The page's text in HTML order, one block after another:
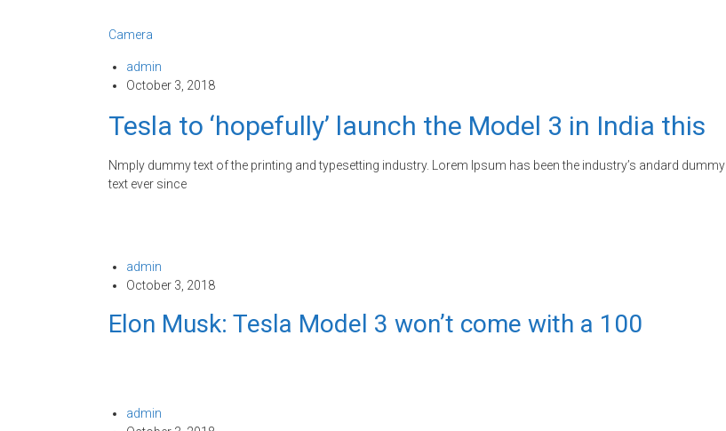
Camera
admin
October 3, 2018
Tesla to ‘hopefully’ launch the Model 3 in India this
Nmply dummy text of the printing and typesetting industry. Lorem Ipsum has been the industry’s andard dummy
text ever since
admin
October 3, 2018
Elon Musk: Tesla Model 3 won’t come with a 100
admin